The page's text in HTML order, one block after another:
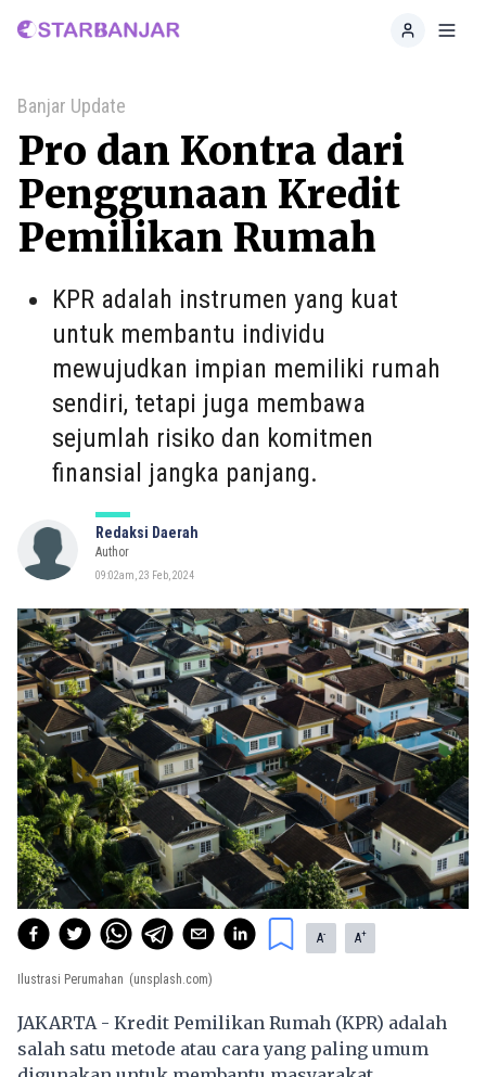
Home
Banjar Update
Pro dan Kontra dari
Penggunaan Kredit
Pemilikan Rumah
KPR adalah instrumen yang kuat
untuk membantu individu
mewujudkan impian memiliki rumah
sendiri, tetapi juga membawa
sejumlah risiko dan komitmen
finansial jangka panjang.
Redaksi Daerah
Author
09:02am, 23 Feb, 2024
A- A+
Ilustrasi Perumahan (unsplash.com)
JAKARTA - Kredit Pemilikan Rumah (KPR) adalah
salah satu metode atau cara yang paling umum